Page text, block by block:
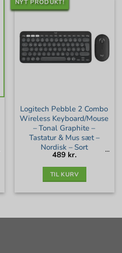
NYT PRODUKT!
Logitech Pebble 2 Combo
Wireless Keyboard/Mouse
– Tonal Graphite –
Tastatur & Mus sæt –
Nordisk – Sort
489 kr.
TIL KURV